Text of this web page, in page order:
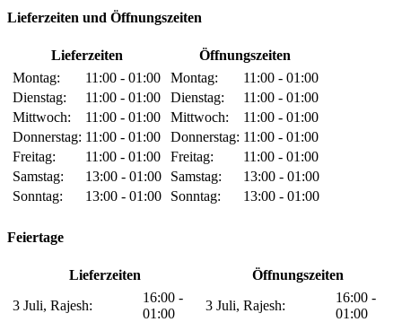
Lieferzeiten und Öffnungszeiten
Lieferzeiten
Öffnungszeiten
Montag:
11:00 - 01:00
Dienstag:
11:00 - 01:00
Mittwoch:
11:00 - 01:00
Donnerstag: 11:00 - 01:00
Freitag:
11:00 - 01:00
Samstag:
13:00 - 01:00
Sonntag:
13:00 - 01:00
Montag:
11:00 - 01:00
Dienstag:
11:00 - 01:00
Mittwoch:
11:00 - 01:00
Donnerstag: 11:00 - 01:00
Freitag:
11:00 - 01:00
Samstag:
13:00 - 01:00
Sonntag:
13:00 - 01:00
Feiertage
Lieferzeiten
Öffnungszeiten
3 Juli, Rajesh:
16:00 -
01:00
3 Juli, Rajesh:
16:00 -
01:00